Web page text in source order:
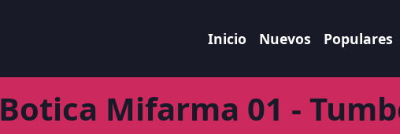
Inicio Nuevos Populares
Botica Mifarma 01 -